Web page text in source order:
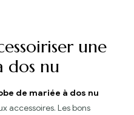
une
dos nu
de mariée à dos nu
accessoires. Les bons